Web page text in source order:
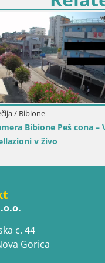
Hrvaška / Karlovška /
Spletna kamera
Pogled v živo na
znamenitost
c. 44
Gorica